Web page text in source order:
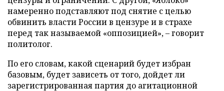
намеренно подставляют под снятие с целью
обвинить власти России в цензуре и в страхе
перед так называемой «оппозицией», – говорит
политолог.
По его словам, какой сценарий будет избран
базовым, будет зависеть от того, дойдет ли
зарегистрированная партия до агитационной